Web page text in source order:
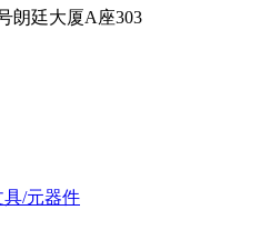
朗廷大厦A座303
具/元器件